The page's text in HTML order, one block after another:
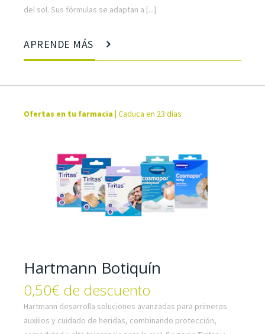
del sol. Sus fórmulas se adaptan a [...]
APRENDE MÁS
Ofertas en tu farmacia | Caduca en 23 días
Hartmann Botiquín
0,50€ de descuento
Hartmann desarrolla soluciones avanzadas para primeros
auxilios y cuidado de heridas, combinando protección,